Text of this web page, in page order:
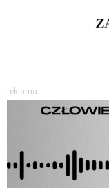
reklama